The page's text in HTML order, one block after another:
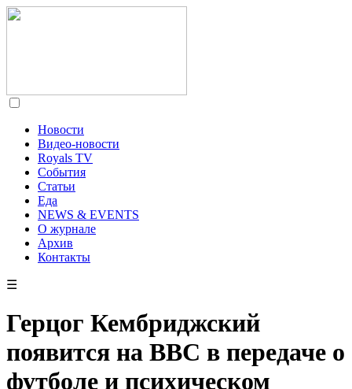
Новости
Видео-новости
Royals TV
События
Статьи
Еда
NEWS & EVENTS
О журнале
Архив
Контакты
☰
Герцог Кембриджский
появится на BBC в передаче о
футболе и психическом